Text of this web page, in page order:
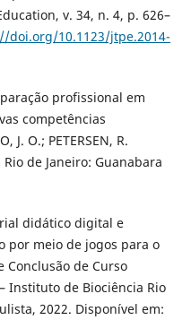
v. 34, n. 4, p. 626–
doi.org/10.1123/jtpe.2014-
profissional em
competências
J. O.; PETERSEN, R.
de Janeiro: Guanabara
didático digital e
por meio de jogos para o
Conclusão de Curso
Instituto de Biociência Rio
2022. Disponível em: